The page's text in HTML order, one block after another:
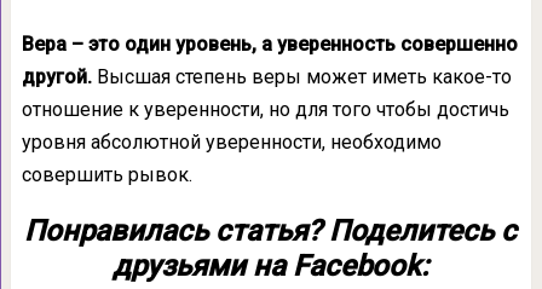
Вера – это один уровень, а уверенность совершенно
другой. Высшая степень веры может иметь какое-то
отношение к уверенности, но для того чтобы достичь
уровня абсолютной уверенности, необходимо
совершить рывок.
Понравилась статья? Поделитесь с
друзьями на Facebook: